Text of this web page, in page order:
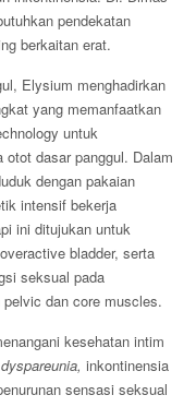
pendekatan
berkaitan erat.
Elysium menghadirkan
yang memanfaatkan
untuk
dasar panggul. Dalam
dengan pakaian
intensif bekerja
ini ditujukan untuk
bladder, serta
seksual pada
dan core muscles.
kesehatan intim
inkontinensia
sensasi seksual